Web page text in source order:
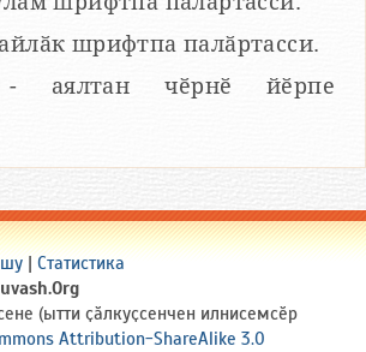
шрифтпа палӑртасси.
- аялтан чӗрнӗ йӗрпе
| Статистика
(ытти ҫӑлкуҫсенчен илнисемсӗр
Attribution-ShareAlike 3.0